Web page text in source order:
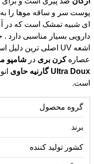
دارویی بسیار مناسبی دارد .
اشعه UV اصلی ترین دلیل استفاده از
عصاره کرن بری درشامپو
Doux گارنیه حاوی
است.
برند
کشور تولید کننده
ویژگی‌ها